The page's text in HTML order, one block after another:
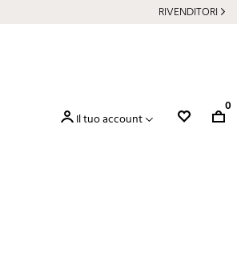
RIVENDITORI
Il tuo account
0